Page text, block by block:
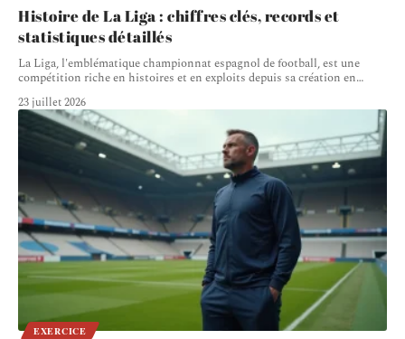
Histoire de La Liga : chiffres clés, records et
statistiques détaillés
La Liga, l'emblématique championnat espagnol de football, est une
compétition riche en histoires et en exploits depuis sa création en…
23 juillet 2026
EXERCICE